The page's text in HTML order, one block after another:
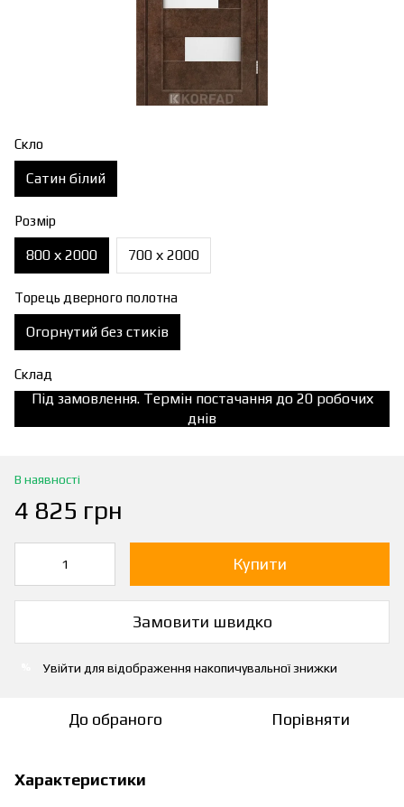
Скло
Сатин білий
Розмір
800 х 2000 700 х 2000
Торець дверного полотна
Огорнутий без стиків
Склад
Під замовлення. Термін постачання до 20 робочих
днів
В наявності
4 825 грн
Купити
Замовити швидко
Увійти для відображення накопичувальної знижки
До обраного Порівняти
Характеристики